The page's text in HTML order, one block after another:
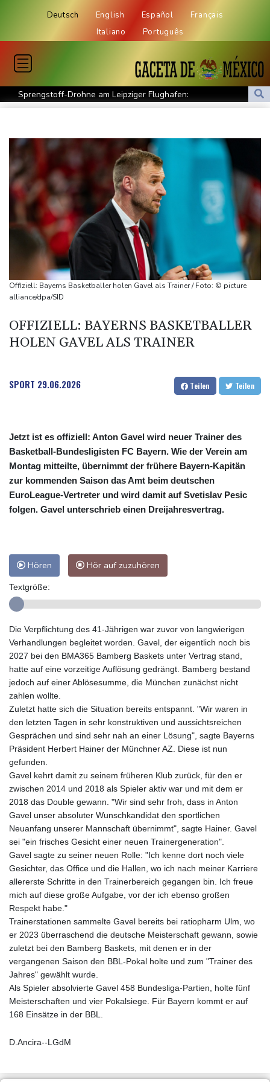
Deutsch English Español
Français
Italiano
Português
Sprengstoff-Drohne am Leipziger Flughafen:
Bundesanwaltschaft übernimmt Ermittlungen
Millionen Dollar zahlen
Regierung und Opposition in Venezuela beginnen offiziellen
Dialog - ohne Machado
USA wollen bei Visa-Anträgen offenbar Online-Aktivitäten noch
stärker überprüfen
Röwekamp: Innenministerium muss zentral für Drohnenabwehr
zuständig sein
Trump unternimmt neuen Vorstoß im Streit um US-
Staatsbürgerschaft
Erdogan reist zu Dreier-Gipfel mit Pakistan nach Saudi-Arabien
kündigt Vergeltung an
UEFA hält an FIFA-Boykott fest - CAF hält zu Infantino
kündigt Vergeltung an
Offiziell: Bayerns Basketballer holen Gavel als Trainer / Foto: © picture
alliance/dpa/SID
OFFIZIELL: BAYERNS BASKETBALLER
HOLEN GAVEL ALS TRAINER
SPORT 29.06.2026 Teilen Teilen
Jetzt ist es offiziell: Anton Gavel wird neuer Trainer des
Basketball-Bundesligisten FC Bayern. Wie der Verein am
Montag mitteilte, übernimmt der frühere Bayern-Kapitän
zur kommenden Saison das Amt beim deutschen
EuroLeague-Vertreter und wird damit auf Svetislav Pesic
folgen. Gavel unterschrieb einen Dreijahresvertrag.
Hören Hör auf zuzuhören
Textgröße:
Die Verpflichtung des 41-Jährigen war zuvor von langwierigen
Verhandlungen begleitet worden. Gavel, der eigentlich noch bis
2027 bei den BMA365 Bamberg Baskets unter Vertrag stand,
hatte auf eine vorzeitige Auflösung gedrängt. Bamberg bestand
jedoch auf einer Ablösesumme, die München zunächst nicht
zahlen wollte.
Zuletzt hatte sich die Situation bereits entspannt. "Wir waren in
den letzten Tagen in sehr konstruktiven und aussichtsreichen
Gesprächen und sind sehr nah an einer Lösung", sagte Bayerns
Präsident Herbert Hainer der Münchner AZ. Diese ist nun
gefunden.
Gavel kehrt damit zu seinem früheren Klub zurück, für den er
zwischen 2014 und 2018 als Spieler aktiv war und mit dem er
2018 das Double gewann. "Wir sind sehr froh, dass in Anton
Gavel unser absoluter Wunschkandidat den sportlichen
Neuanfang unserer Mannschaft übernimmt", sagte Hainer. Gavel
sei "ein frisches Gesicht einer neuen Trainergeneration".
Gavel sagte zu seiner neuen Rolle: "Ich kenne dort noch viele
Gesichter, das Office und die Hallen, wo ich nach meiner Karriere
allererste Schritte in den Trainerbereich gegangen bin. Ich freue
mich auf diese große Aufgabe, vor der ich ebenso großen
Respekt habe."
Trainerstationen sammelte Gavel bereits bei ratiopharm Ulm, wo
er 2023 überraschend die deutsche Meisterschaft gewann, sowie
zuletzt bei den Bamberg Baskets, mit denen er in der
vergangenen Saison den BBL-Pokal holte und zum "Trainer des
Jahres" gewählt wurde.
Als Spieler absolvierte Gavel 458 Bundesliga-Partien, holte fünf
Meisterschaften und vier Pokalsiege. Für Bayern kommt er auf
168 Einsätze in der BBL.
D.Ancira--LGdM